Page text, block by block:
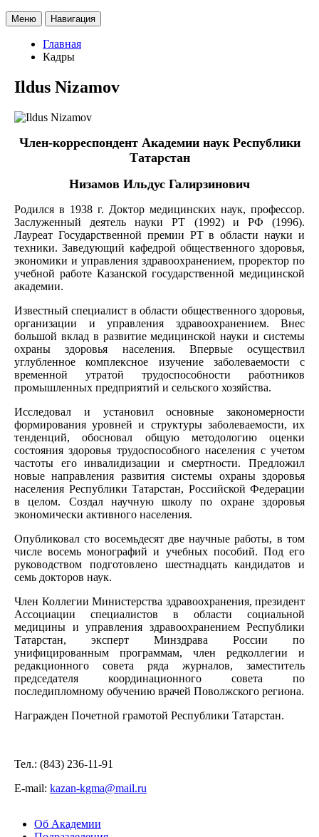
Меню Навигация
Главная
Кадры
Ildus Nizamov
Член-корреспондент Академии наук Республики
Татарстан
Низамов Ильдус Галирзинович
Родился в 1938 г. Доктор медицинских наук, профессор.
Заслуженный деятель науки РТ (1992) и РФ (1996).
Лауреат Государственной премии РТ в области науки и
техники. Заведующий кафедрой общественного здоровья,
экономики и управления здравоохранением, проректор по
учебной работе Казанской государственной медицинской
академии.
Известный специалист в области общественного здоровья,
организации и управления здравоохранением. Внес
большой вклад в развитие медицинской науки и системы
охраны здоровья населения. Впервые осуществил
углубленное комплексное изучение заболеваемости с
временной утратой трудоспособности работников
промышленных предприятий и сельского хозяйства.
Исследовал и установил основные закономерности
формирования уровней и структуры заболеваемости, их
тенденций, обосновал общую методологию оценки
состояния здоровья трудоспособного населения с учетом
частоты его инвалидизации и смертности. Предложил
новые направления развития системы охраны здоровья
населения Республики Татарстан, Российской Федерации
в целом. Создал научную школу по охране здоровья
экономически активного населения.
Опубликовал сто восемьдесят две научные работы, в том
числе восемь монографий и учебных пособий. Под его
руководством подготовлено шестнадцать кандидатов и
семь докторов наук.
Член Коллегии Министерства здравоохранения, президент
Ассоциации специалистов в области социальной
медицины и управления здравоохранением Республики
Татарстан, эксперт Минздрава России по
унифицированным программам, член редколлегии и
редакционного совета ряда журналов, заместитель
председателя координационного совета по
последипломному обучению врачей Поволжского региона.
Награжден Почетной грамотой Республики Татарстан.
Тел.: (843) 236-11-91
Е-mail: kazan-kgma@mail.ru
Об Академии